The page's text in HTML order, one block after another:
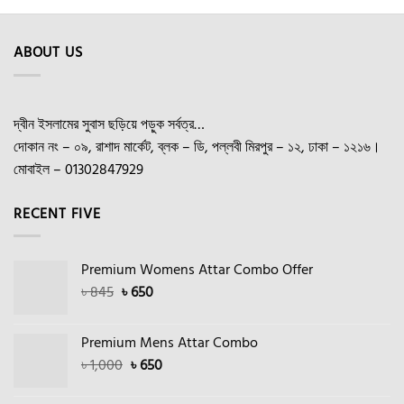
ABOUT US
দ্বীন ইসলামের সুবাস ছড়িয়ে পড়ুক সর্বত্র…
দোকান নং – ০৯, রাশাদ মার্কেট, ব্লক – ডি, পল্লবী মিরপুর – ১২, ঢাকা – ১২১৬।
মোবাইল – 01302847929
RECENT FIVE
Premium Womens Attar Combo Offer
৳845 Original
৳ 845.
৳650Current
৳ 650.
Premium Mens Attar Combo
৳1,000 Original
৳650Current